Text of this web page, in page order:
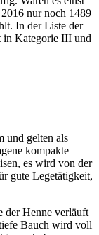
nur noch 1489
In der Liste der
in Kategorie III und
und gelten als
kompakte
es wird von der
gute Legetätigkeit,
der Henne verläuft
Bauch wird voll